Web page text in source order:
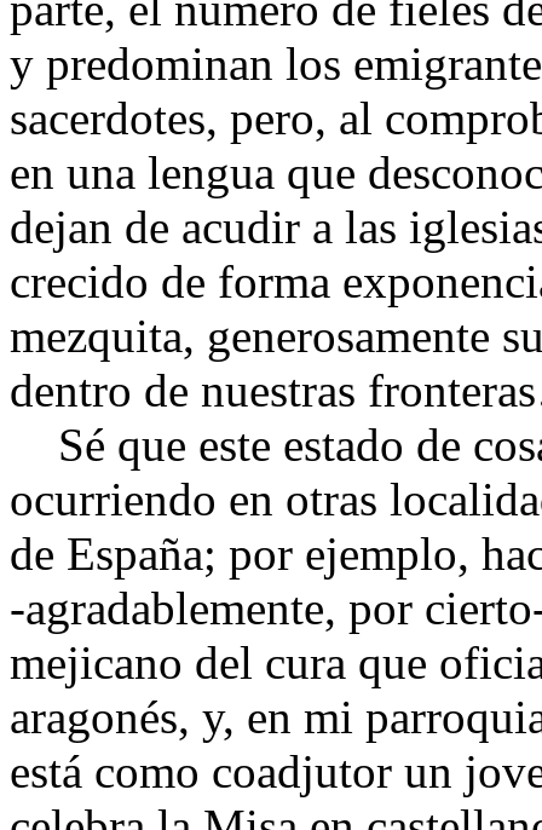
y predominan los
sacerdotes, pero, al
en una lengua que
dejan de acudir a las
crecido de forma
mezquita, generosamente
dentro de nuestras
Sé que este estado de
ocurriendo en otras
de España; por ejemplo,
-agradablemente, por
mejicano del cura que
aragonés, y, en mi
está como coadjutor un